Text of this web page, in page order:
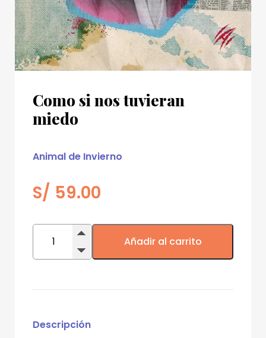
Como si nos tuvieran
miedo
Animal de Invierno
S/ 59.00
Como
tuvieran
Añadir al carrito
Descripción